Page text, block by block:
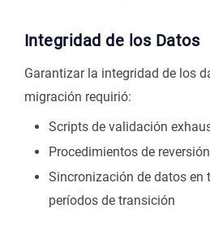
Integridad de los Datos
Garantizar la integridad de los
migración requirió:
Scripts de validación
Procedimientos de reversión
Sincronización de datos en
períodos de transición